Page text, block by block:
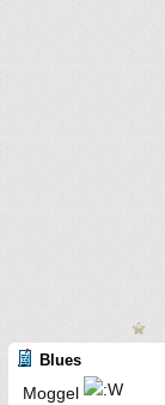
Blues
Moggel